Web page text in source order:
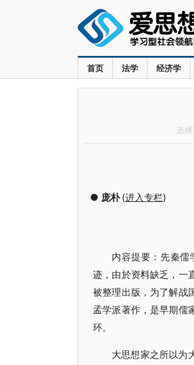
首页 法学 经济学
选择
● 庞朴(进入专栏)
内容提要：先秦
迹，由於资料缺乏，一
被整理出版，为了解战
孟学派著作，是早期儒
环。
大思想家之所以为